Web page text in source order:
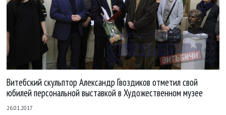
Витебский скульптор Александр Гвоздиков отметил свой
юбилей персональной выставкой в Художественном музее
26.01.2017